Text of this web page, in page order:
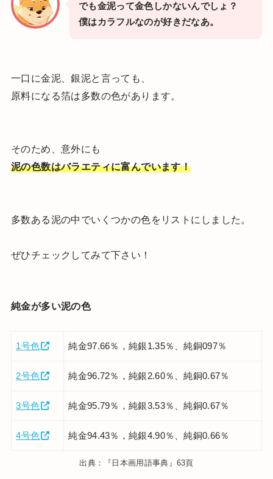
でも金泥って金色しかないんでしょ？
僕はカラフルなのが好きだなあ。
一口に金泥、銀泥と言っても、
原料になる箔は多数の色があります。
そのため、意外にも
泥の色数はバラエティに富んでいます！
多数ある泥の中でいくつかの色をリストにしました。
ぜひチェックしてみて下さい！
純金が多い泥の色
1号色 純金97.66％，純銀1.35％、純銅097％
2号色 純金96.72％，純銀2.60％、純銅0.67％
3号色 純金95.79％，純銀3.53％、純銅0.67％
4号色 純金94.43％，純銀4.90％、純銅0.66％
出典：『日本画用語事典』63頁